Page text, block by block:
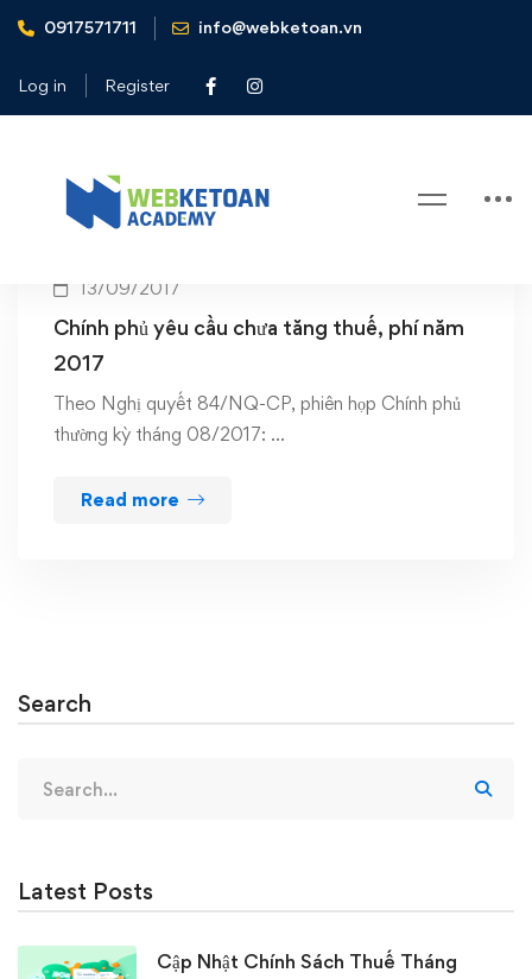
0917571711 info@webketoan.vn
Log in Register
Home phí năm 2017
Tag: phí năm 2017
13/09/2017
Chính phủ yêu cầu chưa tăng thuế, phí năm
2017
Theo Nghị quyết 84/NQ-CP, phiên họp Chính phủ
thường kỳ tháng 08/2017: …
Read more
Search
for:
Latest Posts
Cập Nhật Chính Sách Thuế Tháng